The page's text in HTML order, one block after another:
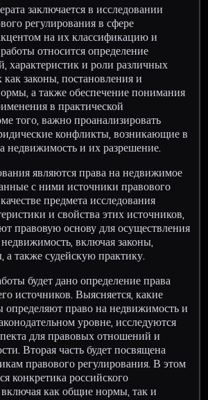
заключается в исследовании
регулирования в сфере
на их классификацию и
относится определение
характеристик и роли различных
как законы, постановления и
а также обеспечение понимания
в практической
того, важно проанализировать
конфликты, возникающие в
недвижимость и их разрешение.
являются права на недвижимое
с ними источники правового
предмета исследования
и свойства этих источников,
правовую основу для осуществления
включая законы,
а также судейскую практику.
будет дано определение права
источников. Выясняется, какие
определяют право на недвижимость и
уровне, исследуются
для правовых отношений и
Вторая часть будет посвящена
правового регулирования. В этом
конкретика российского
включая как общие нормы, так и